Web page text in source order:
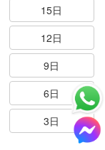
15日
12日
9日
6日
3日